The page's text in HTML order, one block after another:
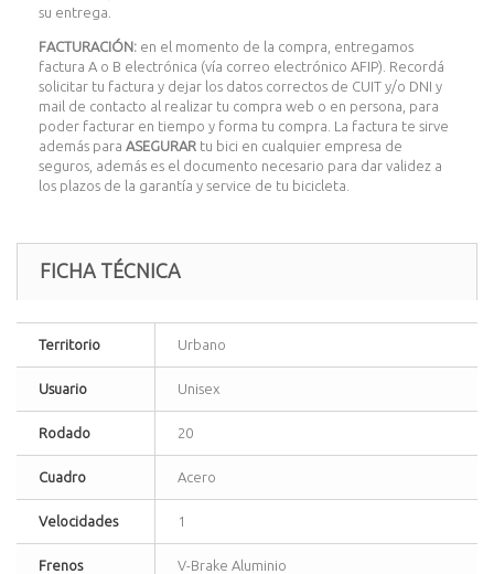
su entrega.
FACTURACIÓN: en el momento de la compra, entregamos
factura A o B electrónica (vía correo electrónico AFIP). Recordá
solicitar tu factura y dejar los datos correctos de CUIT y/o DNI y
mail de contacto al realizar tu compra web o en persona, para
poder facturar en tiempo y forma tu compra. La factura te sirve
además para ASEGURAR tu bici en cualquier empresa de
seguros, además es el documento necesario para dar validez a
los plazos de la garantía y service de tu bicicleta.
FICHA TÉCNICA
Territorio Urbano
Usuario Unisex
Rodado 20
Cuadro Acero
Velocidades 1
Frenos V-Brake Aluminio